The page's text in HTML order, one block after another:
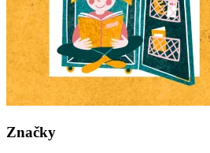
Značky